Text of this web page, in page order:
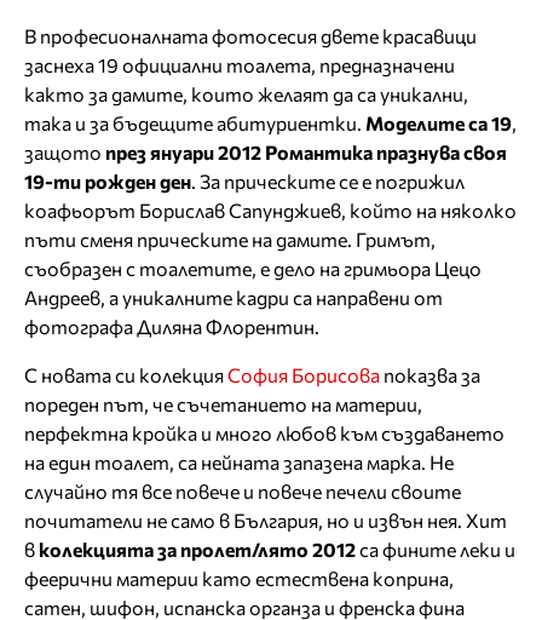
В професионалната фотосесия двете красавици
заснеха 19 официални тоалета, предназначени
както за дамите, които желаят да са уникални,
така и за бъдещите абитуриентки. Моделите са 19
защото през януари 2012 Романтика празнува своя
19-ти рожден ден . За прическите се е погрижил
коафьорът Борислав Сапунджиев, който на няколко
пъти сменя прическите на дамите. Гримът,
съобразен с тоалетите, е дело на гримьора Цецо
Андреев, а уникалните кадри са направени от
фотографа Диляна Флорентин.
С новата си колекцияСофия Борисова показва за
пореден път, че съчетанието на материи,
перфектна кройка и много любов към създаването
на един тоалет, са нейната запазена марка. Не
случайно тя все повече и повече печели своите
почитатели не само в България, но и извън нея. Хит
в колекцията за пролет/лято 2012са фините леки и
феерични материи като естествена коприна,
сатен, шифон, испанска органза и френска фина